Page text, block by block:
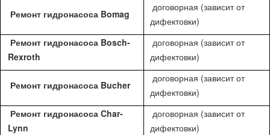
Ремонт гидронасоса Bomag
договорная (зависит от
дифектовки)
Ремонт гидронасоса Bosch-
Rexroth
договорная (зависит от
дифектовки)
Ремонт гидронасоса Bucher
договорная (зависит от
дифектовки)
Ремонт гидронасоса Char-
Lynn
договорная (зависит от
дифектовки)